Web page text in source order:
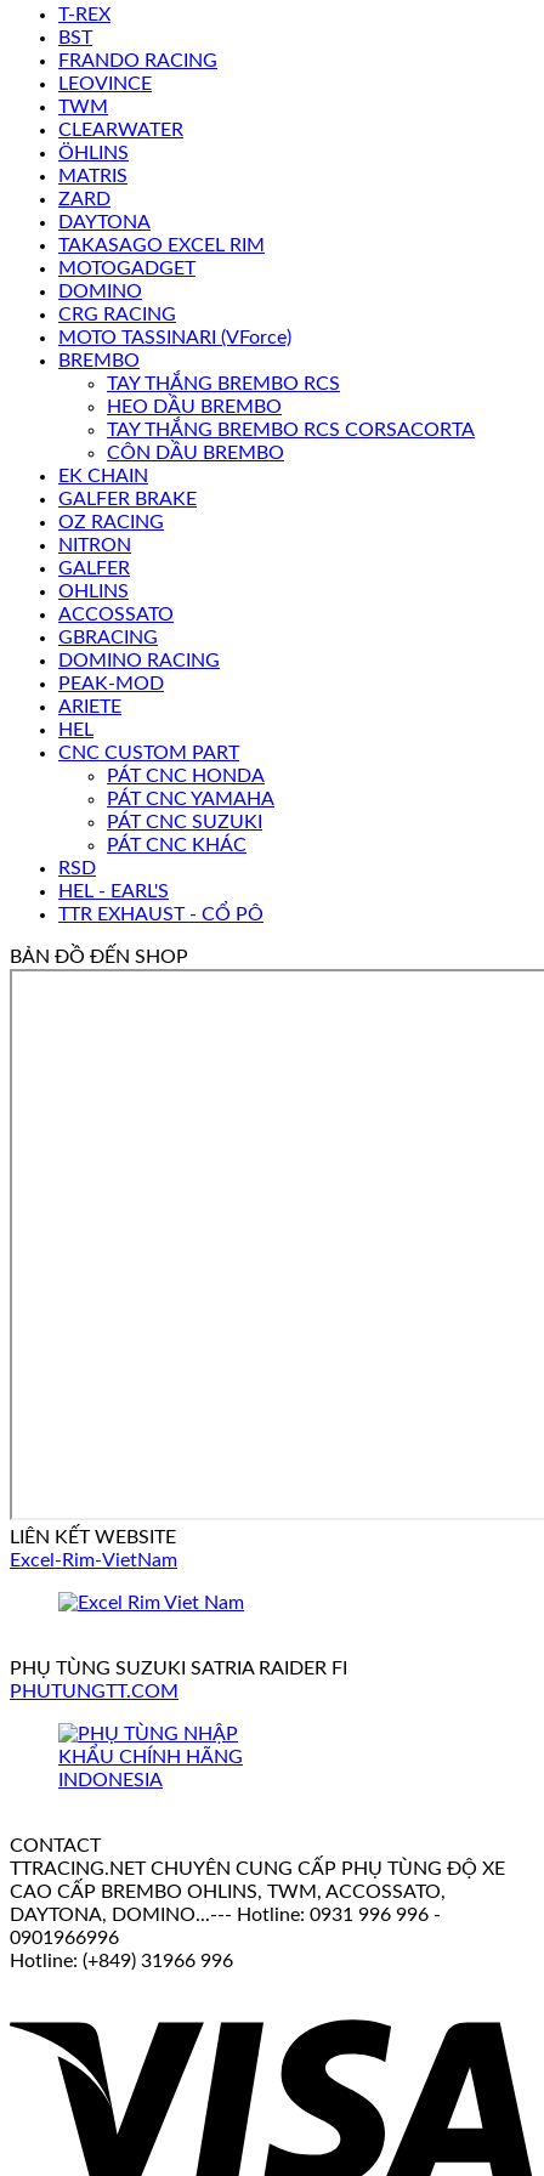
T-REX
BST
FRANDO RACING
LEOVINCE
TWM
CLEARWATER
ÖHLINS
MATRIS
ZARD
DAYTONA
TAKASAGO EXCEL RIM
MOTOGADGET
DOMINO
CRG RACING
MOTO TASSINARI (VForce)
BREMBO
TAY THẮNG BREMBO RCS
HEO DẦU BREMBO
TAY THẮNG BREMBO RCS CORSACORTA
CÔN DẦU BREMBO
EK CHAIN
GALFER BRAKE
OZ RACING
NITRON
GALFER
OHLINS
ACCOSSATO
GBRACING
DOMINO RACING
PEAK-MOD
ARIETE
HEL
CNC CUSTOM PART
PÁT CNC HONDA
PÁT CNC YAMAHA
PÁT CNC SUZUKI
PÁT CNC KHÁC
RSD
HEL - EARL'S
TTR EXHAUST - CỔ PÔ
BẢN ĐỒ ĐẾN SHOP
LIÊN KẾT WEBSITE
Excel-Rim-VietNam
PHỤ TÙNG SUZUKI SATRIA RAIDER FI
PHUTUNGTT.COM
CONTACT
TTRACING.NET CHUYÊN CUNG CẤP PHỤ TÙNG ĐỘ XE
CAO CẤP BREMBO OHLINS, TWM, ACCOSSATO,
DAYTONA, DOMINO...--- Hotline: 0931 996 996 -
0901966996
Hotline: (+849) 31966 996